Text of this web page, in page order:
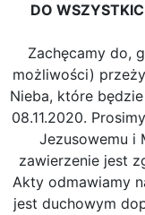
DO
Zachęcamy do,
możliwości)
Nieba, które
08.11.2020.
Jezusowemu i
zawierzenie jest
Akty odmawiamy
jest duchowym